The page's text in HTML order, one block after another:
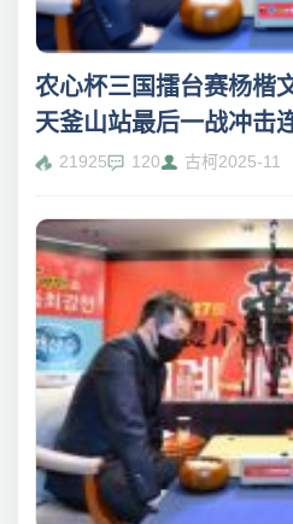
农心杯三国擂台赛杨楷
天釜山站最后一战冲击
21925 120 古柯2025-11